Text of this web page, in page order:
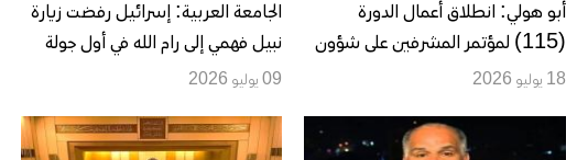
أبو هولي: انطلاق أعمال الدورة
(115) لمؤتمر المشرفين على شؤون
الفلسطينيين في الدول العربية
18 يوليو 2026
الجامعة العربية: إسرائيل رفضت زيارة
نبيل فهمي إلى رام الله في أول جولة
خارجية له
09 يوليو 2026